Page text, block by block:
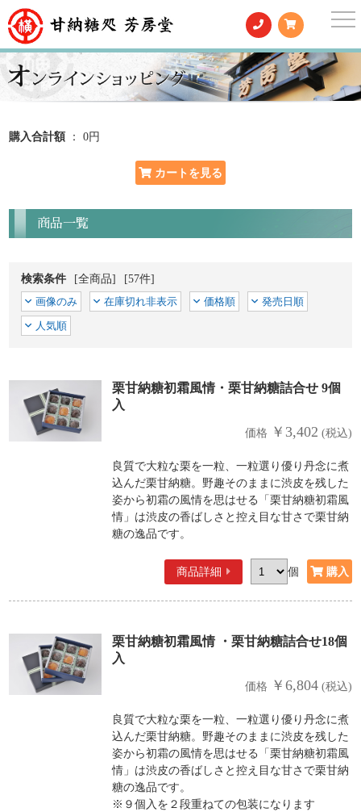
購入合計額 ： 0円
商品一覧
検索条件 [全商品]
[57件]
画像のみ
在庫切れ非表示 価格順
発売日順
人気順
栗甘納糖初霜風情・栗甘納糖詰合せ 9個
入
価格 ￥3,402 (税込)
良質で大粒な栗を一粒、一粒選り優り丹念に煮
込んだ栗甘納糖。野趣そのままに渋皮を残した
姿から初霜の風情を思はせる「栗甘納糖初霜風
情」は渋皮の香ばしさと控え目な甘さで栗甘納
糖の逸品です。
商品詳細 個
栗甘納糖初霜風情 ・栗甘納糖詰合せ18個
入
価格 ￥6,804(税込)
良質で大粒な栗を一粒、一粒選り優り丹念に煮
込んだ栗甘納糖。野趣そのままに渋皮を残した
姿から初霜の風情を思はせる「栗甘納糖初霜風
情」は渋皮の香ばしさと控え目な甘さで栗甘納
糖の逸品です。
※９個入を２段重ねての包装になります